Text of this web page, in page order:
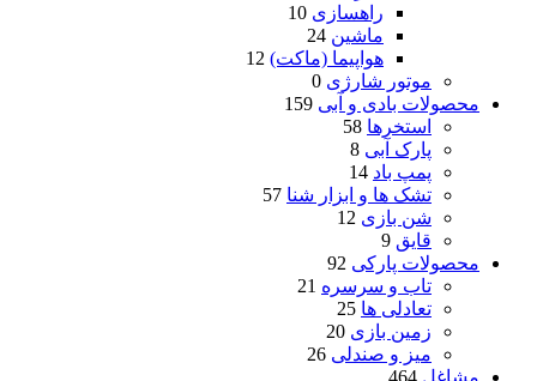
راهسازی 10
ماشین 24
هواپیما (ماکت) 12
موتور شارژی 0
محصولات بادی و آبی 159
استخرها 58
پارک آبی 8
پمپ باد 14
تشک ها و ابزار شنا 57
شن بازی 12
قایق 9
محصولات پارکی 92
تاب و سرسره 21
تعادلی ها 25
زمین بازی 20
میز و صندلی 26
مشاغل 464